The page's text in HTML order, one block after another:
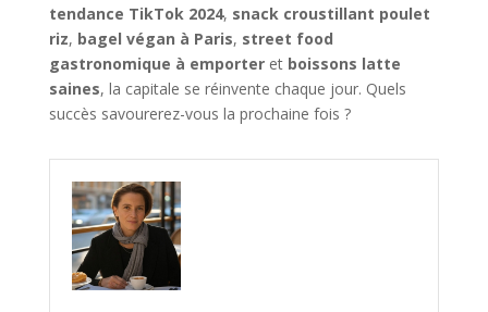
tendance TikTok 2024, snack croustillant poulet
riz, bagel végan à Paris, street food
gastronomique à emporteret boissons latte
saines, la capitale se réinvente chaque jour. Quels
succès savourerez-vous la prochaine fois ?